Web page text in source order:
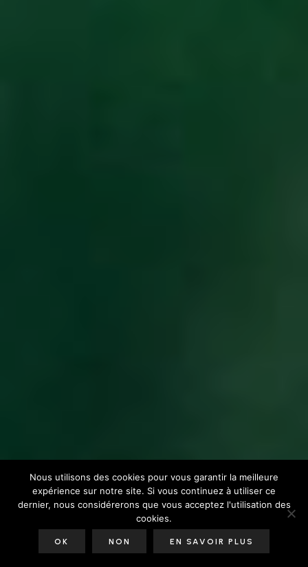
Nous utilisons des cookies pour vous garantir la meilleure
expérience sur notre site. Si vous continuez à utiliser ce
dernier, nous considérerons que vous acceptez l'utilisation des
cookies.
OK NON EN SAVOIR PLUS